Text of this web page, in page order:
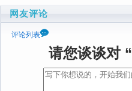
网友评论
评论列表
请您谈谈对 “